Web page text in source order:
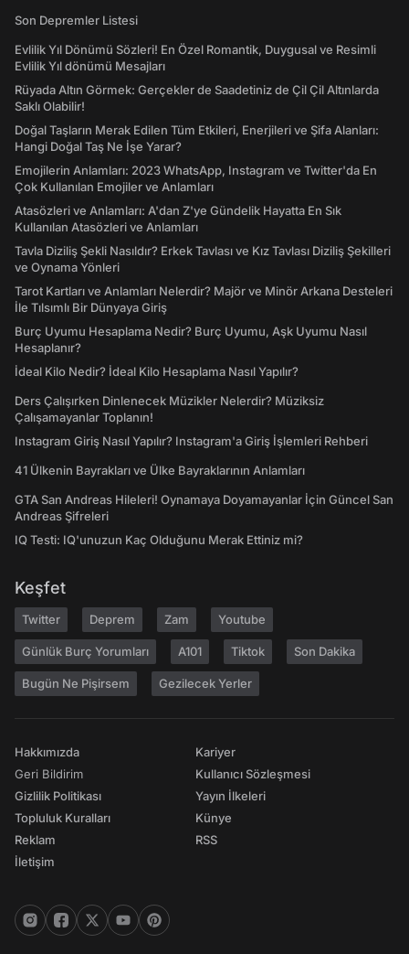
Son Depremler Listesi
Evlilik Yıl Dönümü Sözleri! En Özel Romantik, Duygusal ve Resimli
Evlilik Yıl dönümü Mesajları
Rüyada Altın Görmek: Gerçekler de Saadetiniz de Çil Çil Altınlarda
Saklı Olabilir!
Doğal Taşların Merak Edilen Tüm Etkileri, Enerjileri ve Şifa Alanları:
Hangi Doğal Taş Ne İşe Yarar?
Emojilerin Anlamları: 2023 WhatsApp, Instagram ve Twitter'da En
Çok Kullanılan Emojiler ve Anlamları
Atasözleri ve Anlamları: A'dan Z'ye Gündelik Hayatta En Sık
Kullanılan Atasözleri ve Anlamları
Tavla Diziliş Şekli Nasıldır? Erkek Tavlası ve Kız Tavlası Diziliş Şekilleri
ve Oynama Yönleri
Tarot Kartları ve Anlamları Nelerdir? Majör ve Minör Arkana Desteleri
İle Tılsımlı Bir Dünyaya Giriş
Burç Uyumu Hesaplama Nedir? Burç Uyumu, Aşk Uyumu Nasıl
Hesaplanır?
İdeal Kilo Nedir? İdeal Kilo Hesaplama Nasıl Yapılır?
Ders Çalışırken Dinlenecek Müzikler Nelerdir? Müziksiz
Çalışamayanlar Toplanın!
Instagram Giriş Nasıl Yapılır? Instagram'a Giriş İşlemleri Rehberi
41 Ülkenin Bayrakları ve Ülke Bayraklarının Anlamları
GTA San Andreas Hileleri! Oynamaya Doyamayanlar İçin Güncel San
Andreas Şifreleri
IQ Testi: IQ'unuzun Kaç Olduğunu Merak Ettiniz mi?
Keşfet
Twitter Deprem Zam Youtube
Günlük Burç Yorumları A101 Tiktok Son Dakika
Bugün Ne Pişirsem Gezilecek Yerler
Hakkımızda
Geri Bildirim
Gizlilik Politikası
Topluluk Kuralları
Reklam
İletişim
Kariyer
Kullanıcı Sözleşmesi
Yayın İlkeleri
Künye
RSS